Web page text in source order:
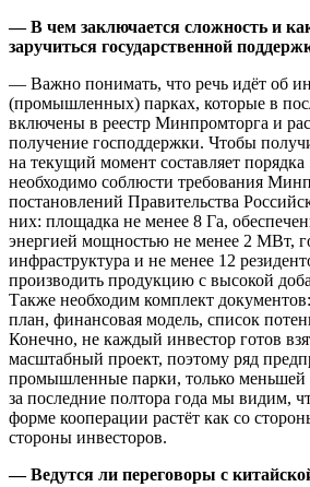
— В чем заключается сложность и
заручиться государственной
— Важно понимать, что речь идёт об
(промышленных) парках, которые в
включены в реестр Минпромторга и
получение господдержки. Чтобы
на текущий момент составляет
необходимо соблюсти требования
постановлений Правительства
них: площадка не менее 8 Га,
энергией мощностью не менее 2 МВт,
инфраструктура и не менее 12
производить продукцию с высокой
Также необходим комплект
план, финансовая модель, список
Конечно, не каждый инвестор готов
масштабный проект, поэтому ряд
промышленные парки, только
за последние полтора года мы видим,
форме кооперации растёт как со
стороны инвесторов.
— Ведутся ли переговоры с